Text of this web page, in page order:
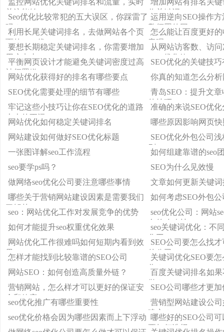
监控网站优化关键词排名和流量，实时
关注能够
增加网站有排名关
你关键词
Seo优化比较常犯的五大误区，你踩雷了
吗？
运用逆向SEO操作
擎惩罚的网
利用长尾关键词排名，去做网站各个页
面的SEO优
怎么能让百度更好
章呢
要想长期稳定关键词排名，你需要增加
用户点击
从网站访客数、访
SEO优化效
平衡网页设计才能避免关键词密度过高
被惩罚嫌
SEO优化的关键技
网站优化获得好的排名有哪些要点
你真的知道怎么分
SEO优化需要处理的细节有哪些
青岛SEO：提升文
的技巧!
牢记这些小技巧让你在SEO优化的道路
上走的更远
准确的来说SEO优
网站优化如何稳定关键词排名
哪些原因影响网页
网站建设如何做好SEO优化标题
SEO优化外包公司
则
一张图详解seo工作流程
如何组建靠谱的seo
seo要学ps吗？
SEO为什么见效慢
做网络seo优化公司要注意哪些事情
文章如何更新关键
哪些关于营销网站建设因素是需要我们
了解的
如何考虑SEO外包
seo：网站优化工作对发展竞争的优势
seo优化公司：网站
名的攻略技
如何才能提升seo权重优化效果
seo关键词优化：不
化工
网站优化工作很难吗如何短期内看到效
果
SEO公司要怎么找
的公司
怎样才能找到比较靠谱的SEO公司
关键词优化SEO要
作？
网站SEO：如何创造高质量外链？
百度关键词排名如
做？
营销网站，怎么样才可以更好的保证安
全和效率
SEO公司哪些才更
seo优化推广有哪些重要性
营销型网站建设公
建立？
seo优化价格会因为哪些因素而上下浮动 哪些好的SEO公司
要如何选择